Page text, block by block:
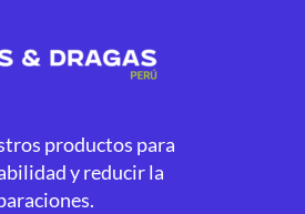
productos para
y reducir la